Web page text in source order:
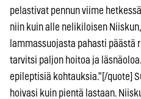
pelastivat pennun viime
niin kuin alle nelikiloisen
lammassuojasta pahasti päästä
tarvitsi paljon hoitoa ja
epileptisiä kohtauksia."[/quote]
hoivasi kuin pientä lastaan.